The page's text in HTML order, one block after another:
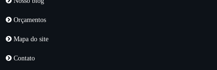
Orçamentos
Mapa do site
Contato